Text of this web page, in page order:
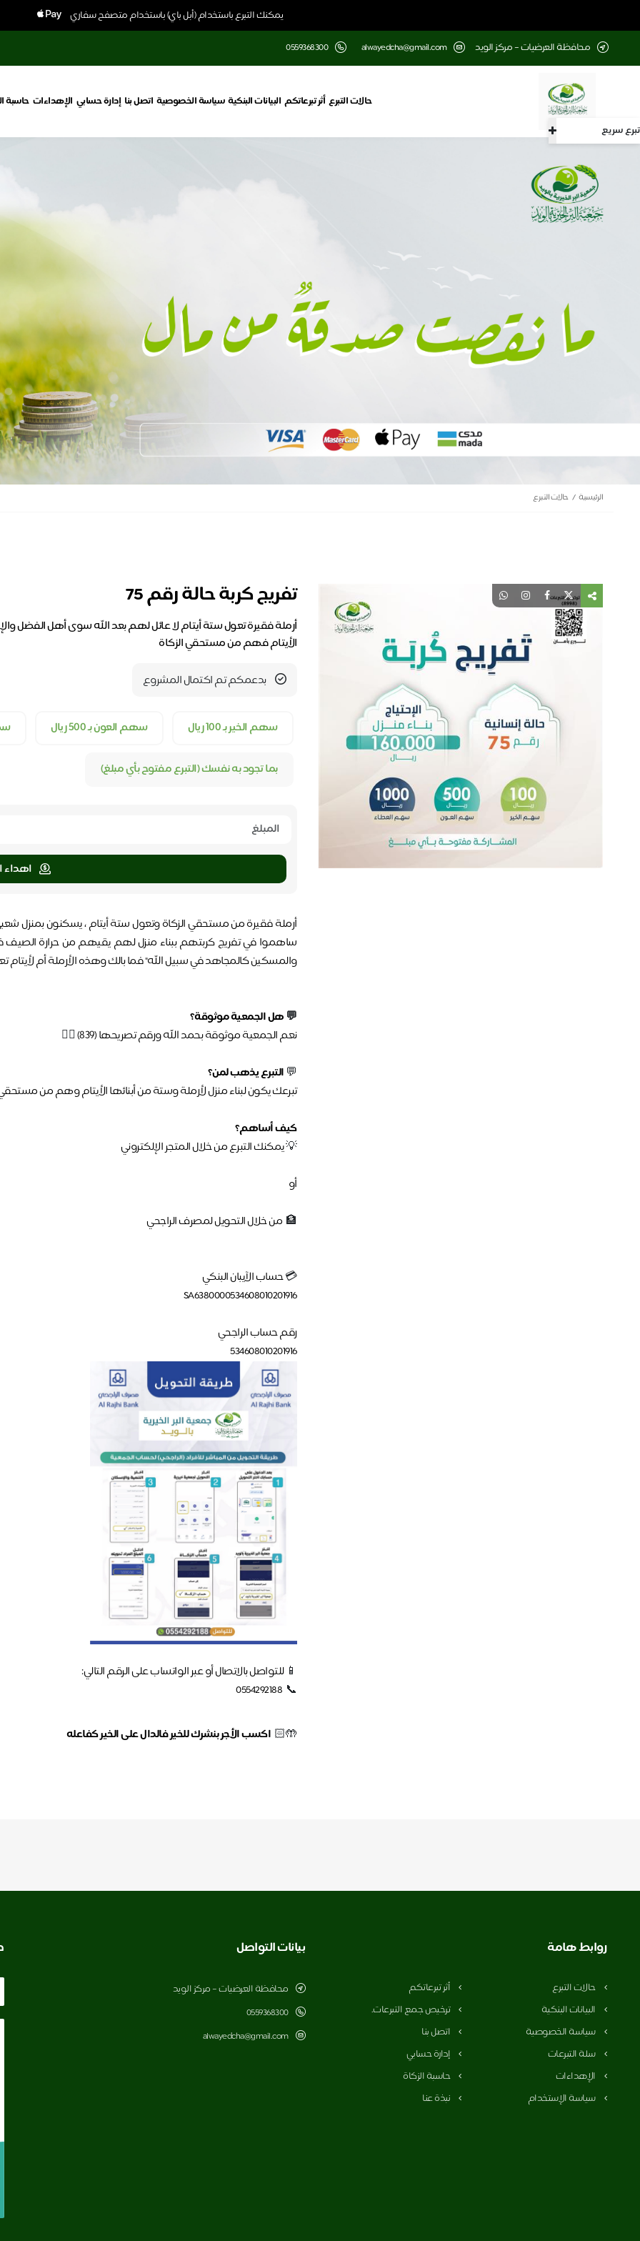
يمكنك التبرع باستخدام (أبل باي) باستخدام متصفح سفاري
تبرع سريع
محافظة العرضيات – مركز الويد alwayedcha@gmail.com
0559368300
حالات التبرع أثر تبرعاتكم البيانات البنكية سياسة الخصوصية اتصل بنا إدارة حسابي الإهداءات حاسبة
الرئيسية حالات التبرع
تفريج كربة حالة رقم 75
أرملة فقيرة تعول ستة أيتام لا عائل لهم بعد الله سوى أهل الفضل
الأيتام فهم من مستحقي الزكاة
بدعمكم تم اكتمال المشروع
سهم الخير بـ ١٠٠ ريال سهم العون بـ ٥٠٠ ريال
بما تجود به نفسك (التبرع مفتوح بأي مبلغ)
اهداء
أرملة فقيرة من مستحقي الزكاة وتعول ستة أيتام ، يسكنون بمنزل
ساهموا في تفريج كربتهم ببناء منزل لهم يقيهم من حرارة الصيف
والمسكين كالمجاهد في سبيل الله" فما بالك وهذه الأرملة أم لأيتام
💬 هل الجمعية موثوقة؟
نعم الجمعية موثوقة بحمد الله ورقم تصريحها (٨٣٩)
👍🏼
💬 التبرع يذهب لمن؟
تبرعك يكون لبناء منزل لأرملة وستة من أبنائها الأيتام وهم من مستحقي
كيف أساهم؟
💡يمكنك التبرع من خلال المتجر الإلكتروني
أو
🏦 من خلال التحويل لمصرف الراجحي
💳حساب الآيبان البنكي
SA6380000534608010201916
رقم حساب الراجحي
534608010201916
📱للتواصل بالاتصال أو عبر الواتساب على الرقم التالي:
📞
0554292188
🤲🏻 اكسب الأجر بنشرك للخير فالدال على الخير كفاعله
روابط هامة
حالات التبرع
أثر تبرعاتكم
البيانات البنكية
ترخيص جمع التبرعات.
سياسة الخصوصية
اتصل بنا
سلة التبرعات
إدارة حسابي
الإهداءات
حاسبة الزكاة
سياسة الإستخدام
نبذة عنا
بيانات التواصل
محافظة العرضيات – مركز الويد
0559368300
alwayedcha@gmail.com